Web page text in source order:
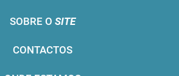
SOBRE O SITE
CONTACTOS